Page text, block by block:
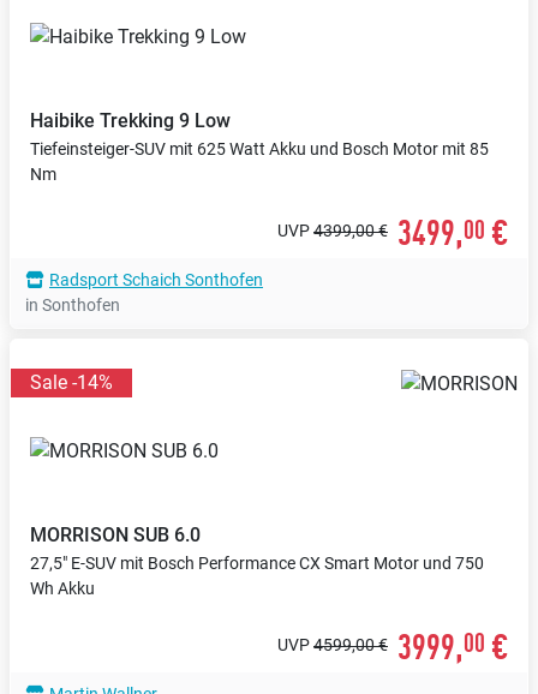
Haibike Trekking 9 Low
Tiefeinsteiger-SUV mit 625 Watt Akku und Bosch Motor mit 85
Nm
UVP4399,00 € 3499,00 €
Radsport Schaich Sonthofen
in Sonthofen
Sale -14%
MORRISON SUB 6.0
27,5" E-SUV mit Bosch Performance CX Smart Motor und 750
Wh Akku
UVP4599,00 € 3999,00 €